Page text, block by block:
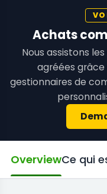
Achats
Nous assistons
agréées grâce
gestionnaires de
OverviewCe qui